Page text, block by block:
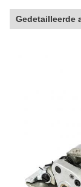
Gedetailleerde